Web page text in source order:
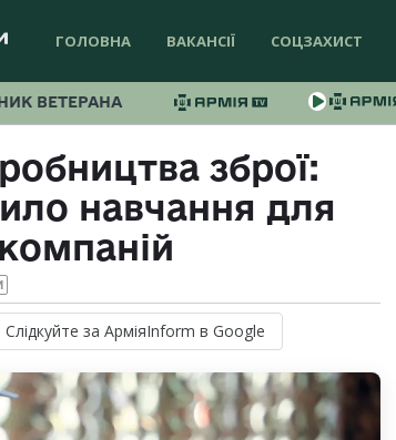
ГОЛОВНА ВАКАНСІЇ СОЦЗАХИСТ
ВЕТЕРАНА
зброї:
навчання для
Слідкуйте за АрміяInform в Google